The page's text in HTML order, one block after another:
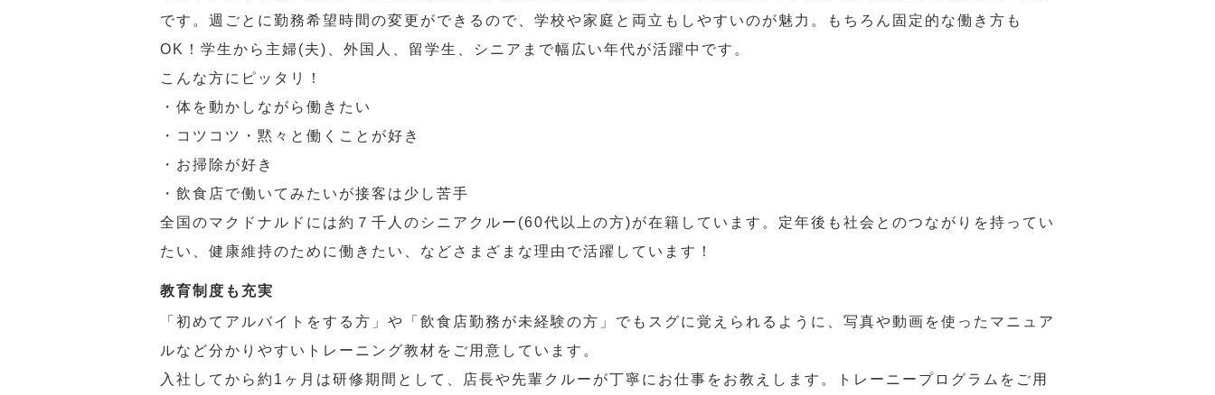
です。週ごとに勤務希望時間の変更ができるので、学校や家庭と両立もしやすいのが魅力。もちろん固定的な働き方も
OK！学生から主婦(夫)、外国人、留学生、シニアまで幅広い年代が活躍中です。
こんな方にピッタリ！
・体を動かしながら働きたい
・コツコツ・黙々と働くことが好き
・お掃除が好き
・飲食店で働いてみたいが接客は少し苦手
全国のマクドナルドには約７千人のシニアクルー(60代以上の方)が在籍しています。定年後も社会とのつながりを持ってい
たい、健康維持のために働きたい、などさまざまな理由で活躍しています！
教育制度も充実
「初めてアルバイトをする方」や「飲食店勤務が未経験の方」でもスグに覚えられるように、写真や動画を使ったマニュア
ルなど分かりやすいトレーニング教材をご用意しています。
入社してから約1ヶ月は研修期間として、店長や先輩クルーが丁寧にお仕事をお教えします。トレーニープログラムをご用